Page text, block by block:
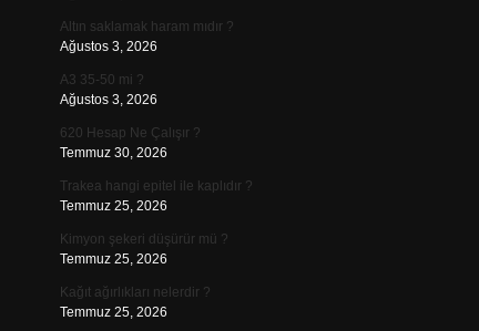
Altın saklamak haram mıdır ?
Ağustos 3, 2026
A3 35-50 mi ?
Ağustos 3, 2026
620 Hesap Ne Çalışır ?
Temmuz 30, 2026
Trakea hangi epitel ile kaplıdır ?
Temmuz 25, 2026
Kimyon şekeri düşürür mü ?
Temmuz 25, 2026
Kağıt ağırlıkları nelerdir ?
Temmuz 25, 2026